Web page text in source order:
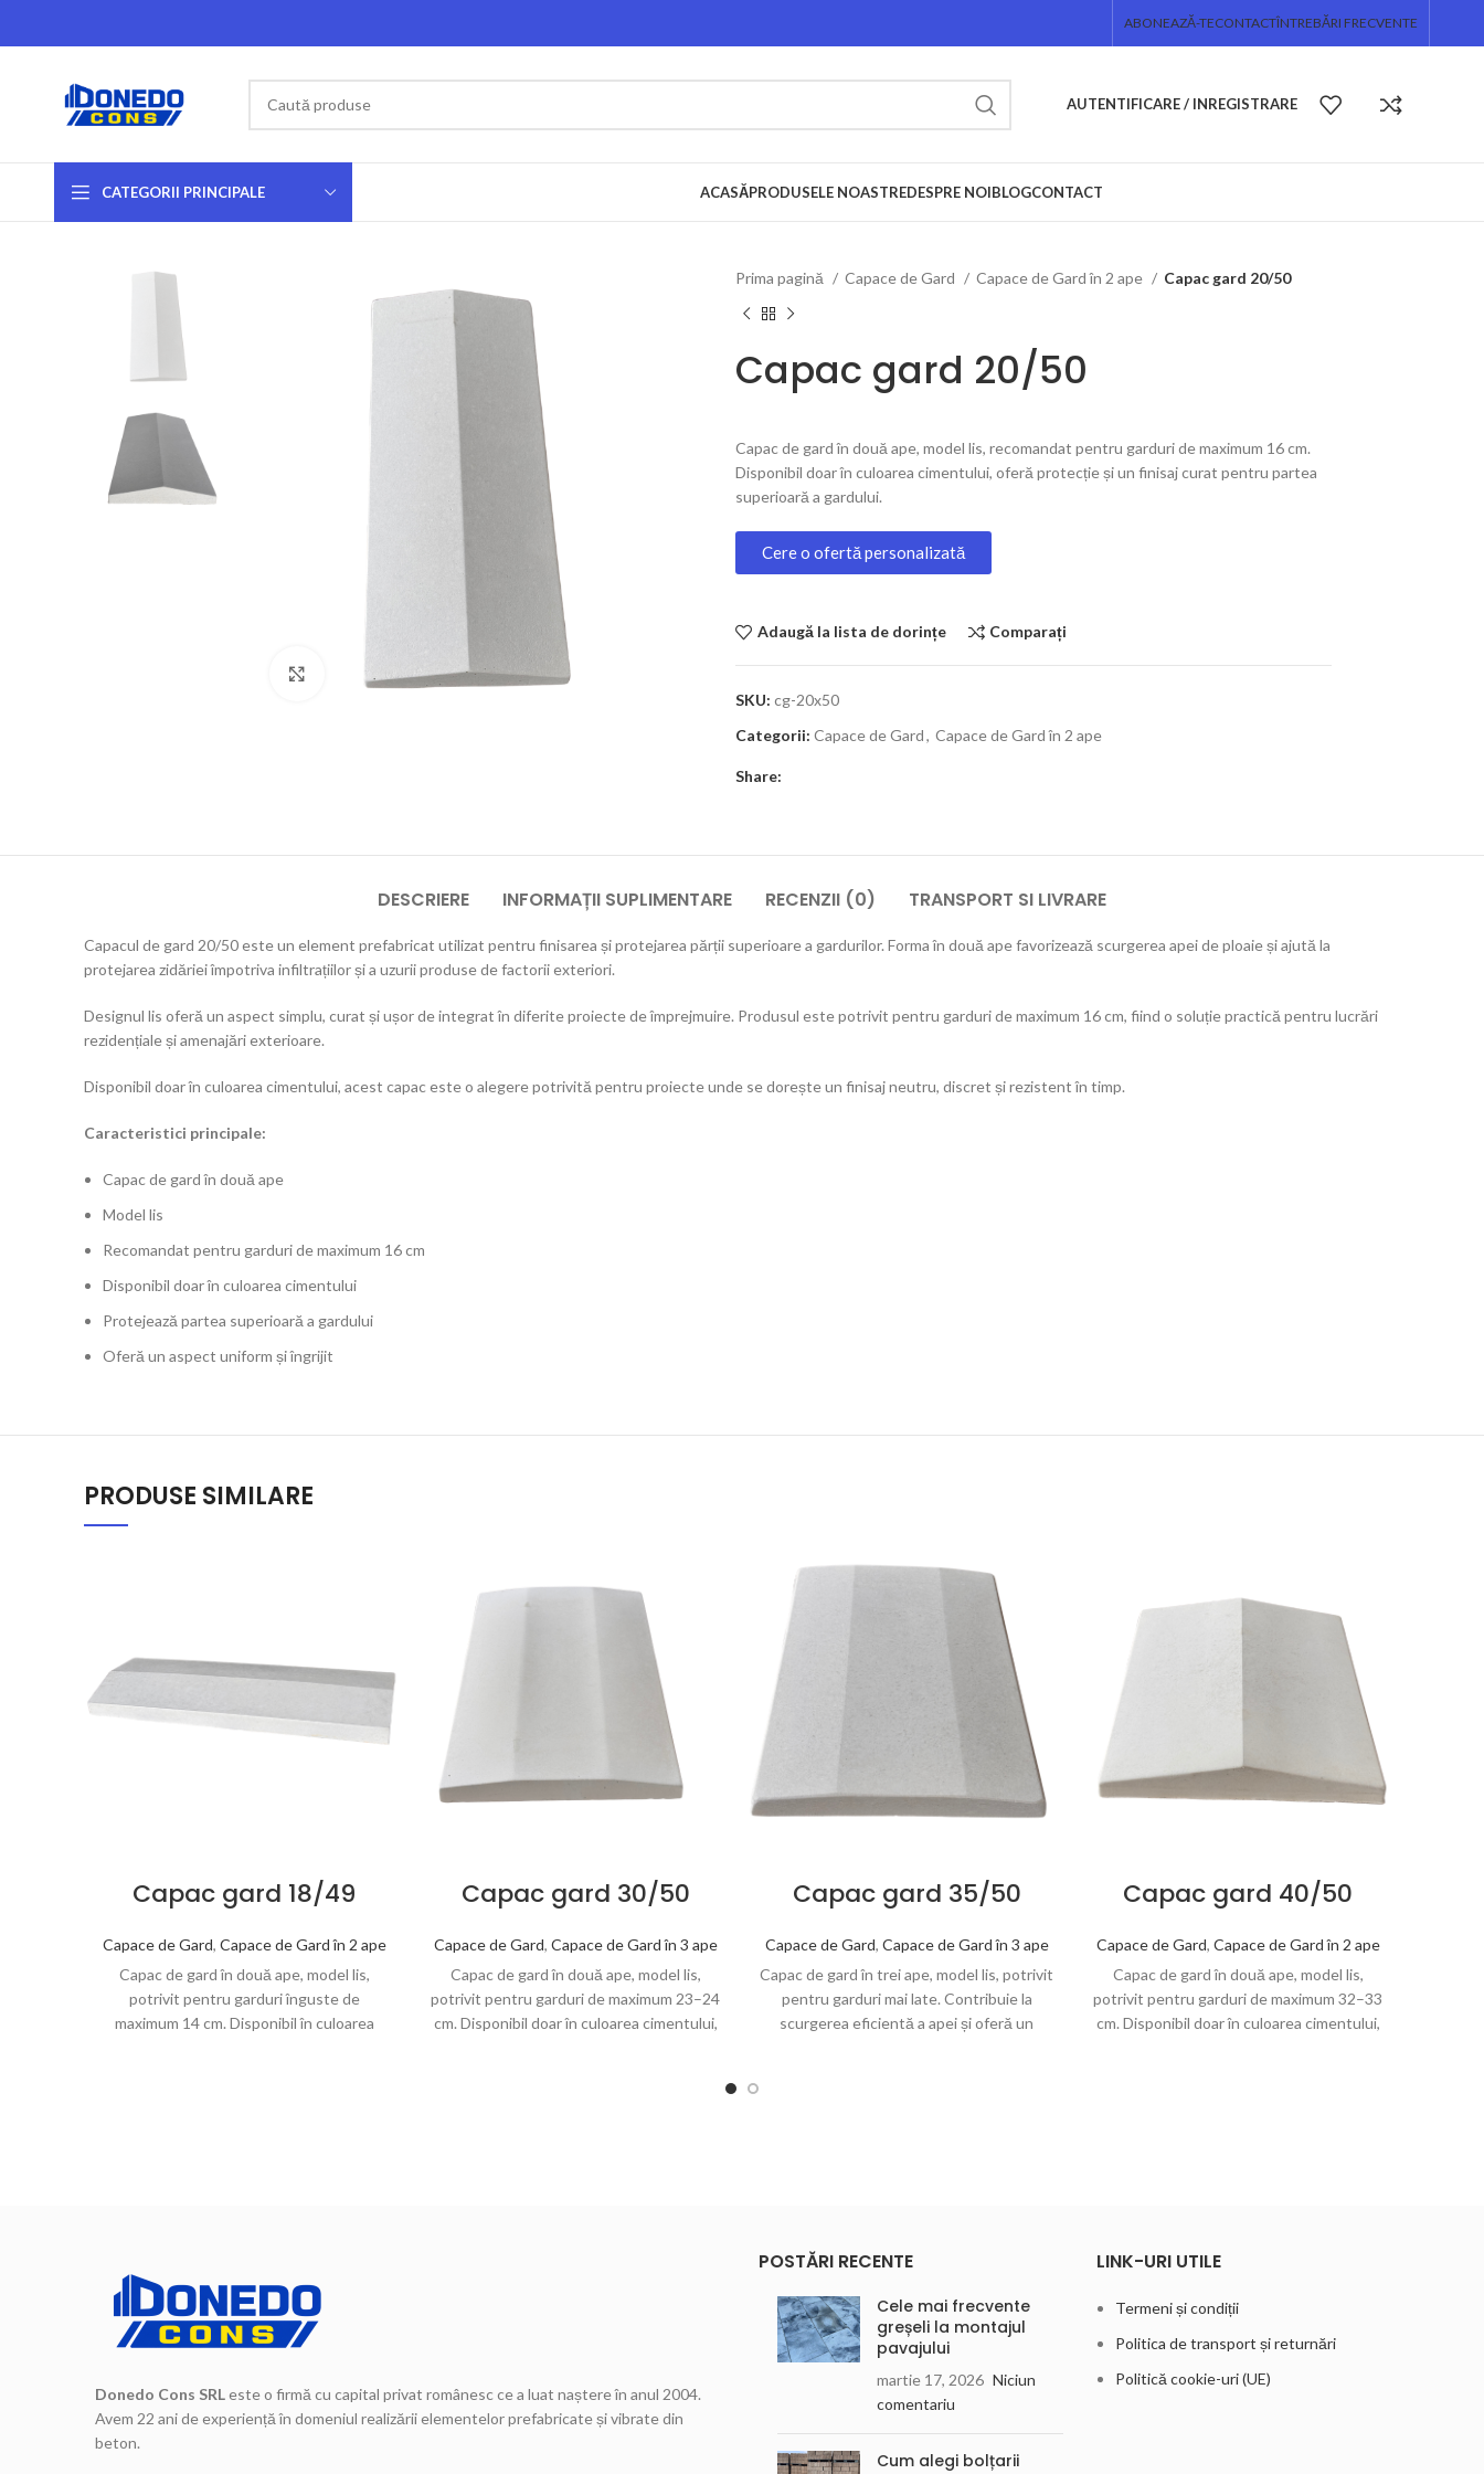
ABONEAZĂ-TECONTACTÎNTREBĂRI FRECVENTE
AUTENTIFICARE / INREGISTRARE
CATEGORII PRINCIPALE ACASĂPRODUSELE NOASTREDESPRE NOIBLOGCONTACT
Click pentru a mări
Prima pagină Capace de Gard Capace de Gard în 2 ape Capac gard 20/50
Capac gard 20/50
Capac de gard în două ape, model lis, recomandat pentru garduri de maximum 16 cm.
Disponibil doar în culoarea cimentului, oferă protecție și un finisaj curat pentru partea
superioară a gardului.
Cere o ofertă personalizată
Adaugă la lista de dorințe Comparați
SKU: cg-20x50
Categorii: Capace de Gard, Capace de Gard în 2 ape
Share:
DESCRIERE INFORMAȚII SUPLIMENTARE RECENZII (0) TRANSPORT SI LIVRARE
Capacul de gard 20/50 este un element prefabricat utilizat pentru finisarea și protejarea părții superioare a gardurilor. Forma în două ape favorizează scurgerea apei de ploaie și ajută la
protejarea zidăriei împotriva infiltrațiilor și a uzurii produse de factorii exteriori.
Designul lis oferă un aspect simplu, curat și ușor de integrat în diferite proiecte de împrejmuire. Produsul este potrivit pentru garduri de maximum 16 cm, fiind o soluție practică pentru lucrări
rezidențiale și amenajări exterioare.
Disponibil doar în culoarea cimentului, acest capac este o alegere potrivită pentru proiecte unde se dorește un finisaj neutru, discret și rezistent în timp.
Caracteristici principale:
Capac de gard în două ape
Model lis
Recomandat pentru garduri de maximum 16 cm
Disponibil doar în culoarea cimentului
Protejează partea superioară a gardului
Oferă un aspect uniform și îngrijit
PRODUSE SIMILARE
Capac gard 18/49
Capace de Gard, Capace de Gard în 2 ape
Capac de gard în două ape, model lis,
potrivit pentru garduri înguste de
maximum 14 cm. Disponibil în culoarea
Capac gard 30/50
Capace de Gard, Capace de Gard în 3 ape
Capac de gard în două ape, model lis,
potrivit pentru garduri de maximum 23–24
cm. Disponibil doar în culoarea cimentului,
Capac gard 35/50
Capace de Gard, Capace de Gard în 3 ape
Capac de gard în trei ape, model lis, potrivit
pentru garduri mai late. Contribuie la
scurgerea eficientă a apei și oferă un
Capac gard 40/50
Capace de Gard, Capace de Gard în 2 ape
Capac de gard în două ape, model lis,
potrivit pentru garduri de maximum 32–33
cm. Disponibil doar în culoarea cimentului,
Donedo Cons SRLeste o firmă cu capital privat românesc ce a luat naștere în anul 2004.
Avem 22 ani de experiență în domeniul realizării elementelor prefabricate și vibrate din
beton.
POSTĂRI RECENTE
Cele mai frecvente
greșeli la montajul
pavajului
martie 17, 2026 Niciun
comentariu
Cum alegi bolțarii
LINK-URI UTILE
Termeni și condiții
Politica de transport și returnări
Politică cookie-uri (UE)